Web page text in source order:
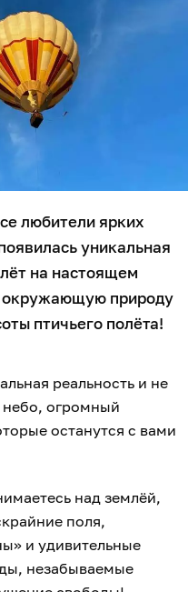
любители ярких
уникальная
на настоящем
окружающую природу
птичьего полёта!
реальность и не
небо, огромный
останутся с вами
над землёй,
поля,
и удивительные
незабываемые